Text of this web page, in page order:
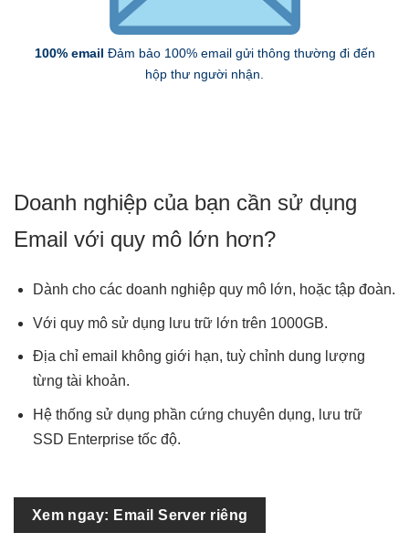
100% email Đảm bảo 100% email gửi thông thường đi đến
hộp thư người nhận.
Doanh nghiệp của bạn cần sử dụng
Email với quy mô lớn hơn?
Dành cho các doanh nghiệp quy mô lớn, hoặc tập đoàn.
Với quy mô sử dụng lưu trữ lớn trên 1000GB.
Địa chỉ email không giới hạn, tuỳ chỉnh dung lượng
từng tài khoản.
Hệ thống sử dụng phần cứng chuyên dụng, lưu trữ
SSD Enterprise tốc độ.
Xem ngay: Email Server riêng